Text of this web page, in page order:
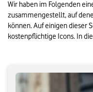
Wir haben im Folgenden
zusammengestellt, auf
können. Auf einigen dieser
kostenpflichtige Icons. In